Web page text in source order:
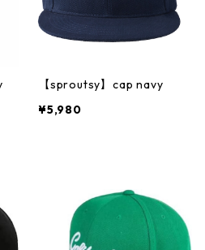
【sproutsy】cap navy
¥5,980